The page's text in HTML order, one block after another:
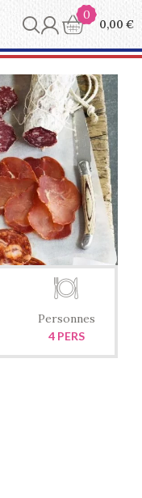
0
0,00 €
Personnes
4 PERS